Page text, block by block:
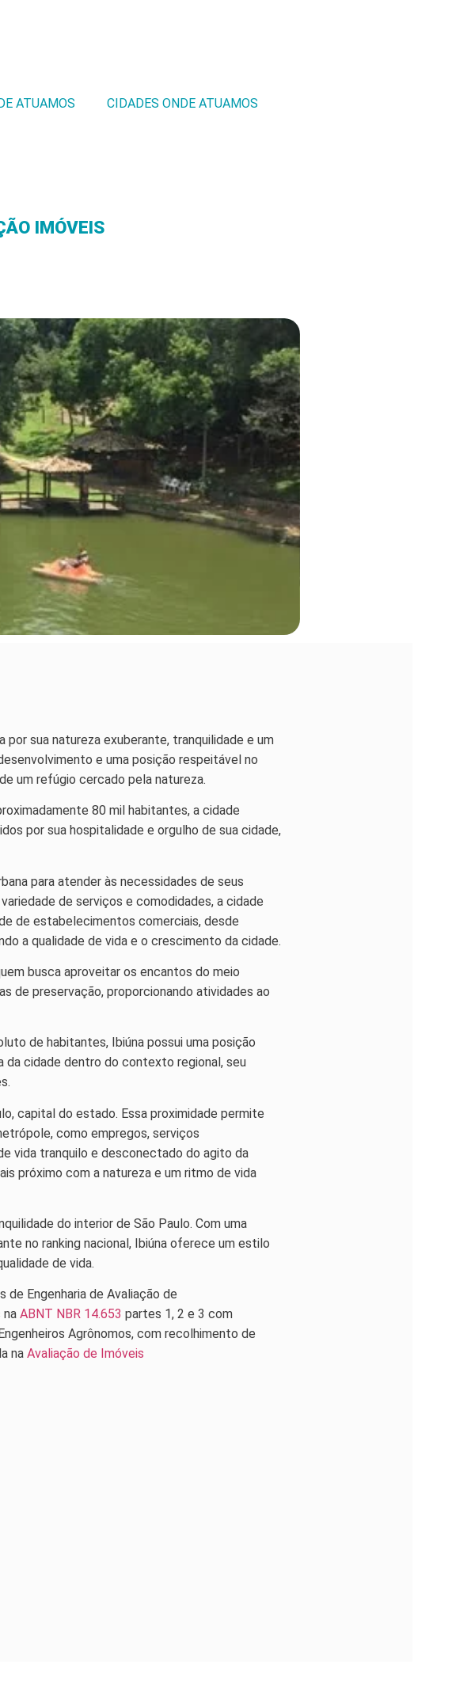
ATUAMOS CIDADES ONDE ATUAMOS
IMÓVEIS
sua natureza exuberante, tranquilidade e um
e uma posição respeitável no
um refúgio cercado pela natureza.
80 mil habitantes, a cidade
por sua hospitalidade e orgulho de sua cidade,
para atender às necessidades de seus
de serviços e comodidades, a cidade
de estabelecimentos comerciais, desde
a qualidade de vida e o crescimento da cidade.
busca aproveitar os encantos do meio
de preservação, proporcionando atividades ao
de habitantes, Ibiúna possui uma posição
da cidade dentro do contexto regional, seu
capital do estado. Essa proximidade permite
como empregos, serviços
vida tranquilo e desconectado do agito da
próximo com a natureza e um ritmo de vida
do interior de São Paulo. Com uma
no ranking nacional, Ibiúna oferece um estilo
de vida.
Engenharia de Avaliação de
na ABNT NBR 14.653 partes 1, 2 e 3 com
Agrônomos, com recolhimento de
na Avaliação de Imóveis